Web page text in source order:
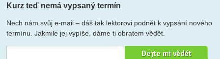
Kurz teď nemá vypsaný termín
Nech nám svůj e-mail – dáš tak lektorovi podnět k vypsání nového
termínu. Jakmile jej vypíše, dáme ti obratem vědět.